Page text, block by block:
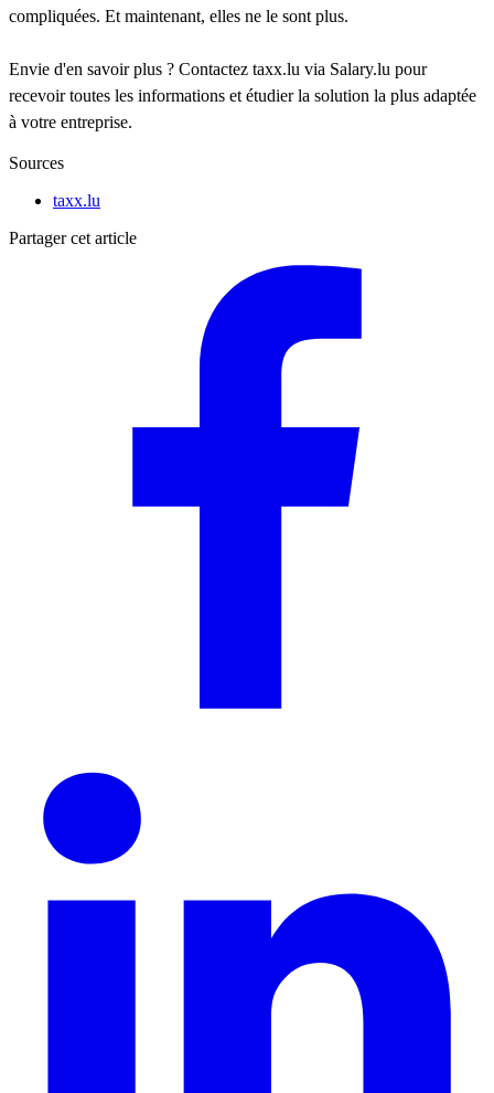
compliquées. Et maintenant, elles ne le sont plus.
Envie d'en savoir plus ? Contactez taxx.lu via Salary.lu pour
recevoir toutes les informations et étudier la solution la plus adaptée
à votre entreprise.
Sources
taxx.lu
Partager cet article